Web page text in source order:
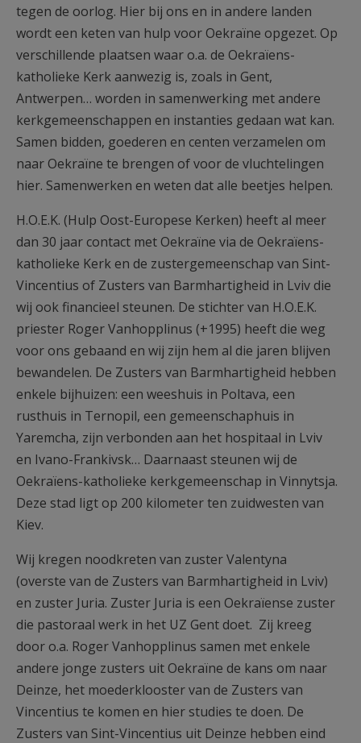
tegen de oorlog. Hier bij ons en in andere landen
wordt een keten van hulp voor Oekraïne opgezet. Op
verschillende plaatsen waar o.a. de Oekraïens-
katholieke Kerk aanwezig is, zoals in Gent,
Antwerpen… worden in samenwerking met andere
kerkgemeenschappen en instanties gedaan wat kan.
Samen bidden, goederen en centen verzamelen om
naar Oekraïne te brengen of voor de vluchtelingen
hier. Samenwerken en weten dat alle beetjes helpen.
H.O.E.K. (Hulp Oost-Europese Kerken) heeft al meer
dan 30 jaar contact met Oekraïne via de Oekraïens-
katholieke Kerk en de zustergemeenschap van Sint-
Vincentius of Zusters van Barmhartigheid in Lviv die
wij ook financieel steunen. De stichter van H.O.E.K.
priester Roger Vanhopplinus (+1995) heeft die weg
voor ons gebaand en wij zijn hem al die jaren blijven
bewandelen. De Zusters van Barmhartigheid hebben
enkele bijhuizen: een weeshuis in Poltava, een
rusthuis in Ternopil, een gemeenschaphuis in
Yaremcha, zijn verbonden aan het hospitaal in Lviv
en Ivano-Frankivsk… Daarnaast steunen wij de
Oekraïens-katholieke kerkgemeenschap in Vinnytsja.
Deze stad ligt op 200 kilometer ten zuidwesten van
Kiev.
Wij kregen noodkreten van zuster Valentyna
(overste van de Zusters van Barmhartigheid in Lviv)
en zuster Juria. Zuster Juria is een Oekraïense zuster
die pastoraal werk in het UZ Gent doet. Zij kreeg
door o.a. Roger Vanhopplinus samen met enkele
andere jonge zusters uit Oekraïne de kans om naar
Deinze, het moederklooster van de Zusters van
Vincentius te komen en hier studies te doen. De
Zusters van Sint-Vincentius uit Deinze hebben eind